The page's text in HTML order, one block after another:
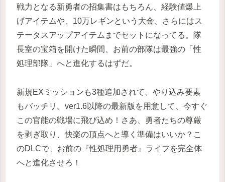
戦力となる新勇者の招集書はもちろん、経験値爆上
げアイテムや、10万レギンという大金、さらにはス
テータスアップアイテムまでセットになってる。隊
長室の宝箱を開けた瞬間、お前の部隊は最強の「性
処理部隊」へと進化するはずだ。
新規EXミッションも3種追加されて、やり込み要素
もバッチリ。ver1.6以降の最新版を用意して、今すぐ
この官能の戦場に飛び込め！さあ、勇者たちの尊厳
を剥ぎ取り、快楽の頂点へと導く準備はいいか？こ
のDLCで、お前の『性処理用勇者』ライフを完全体
へと進化させろ！